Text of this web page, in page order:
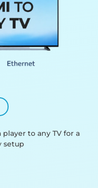
to any TV for a
setup.